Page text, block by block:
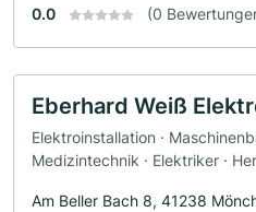
0.0 (0
Eberhard Weiß
Elektroinstallation ·
Medizintechnik · Elektriker ·
Am Beller Bach 8, 41238